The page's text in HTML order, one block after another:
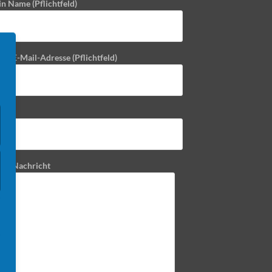
Name (Pflichtfeld)
E-Mail-Adresse (Pflichtfeld)
Nachricht